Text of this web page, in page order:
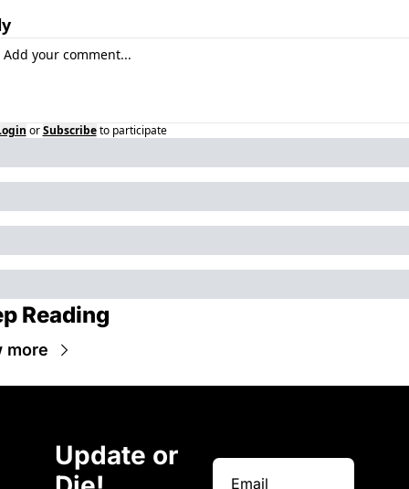
or Subscribe to participate
Reading
more
Update or